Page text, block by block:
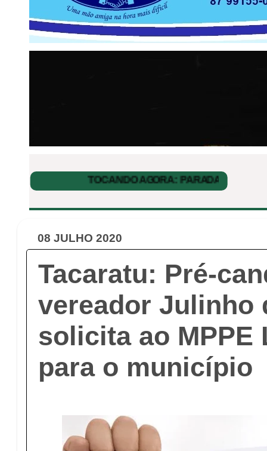
08 JULHO 2020
Tacaratu: Pré-
vereador Julinho
solicita ao MPPE
para o município